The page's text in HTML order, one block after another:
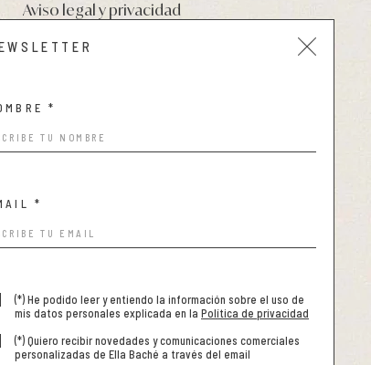
Aviso legal y privacidad
Condiciones de compra
*
*
(*) He podido leer y entiendo la información sobre el uso de
mis datos personales explicada en la Política de privacidad
(*) Quiero recibir novedades y comunicaciones comerciales
personalizadas de Ella Baché a través del email